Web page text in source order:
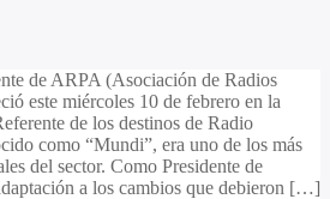
de ARPA (Asociación de Radios
este miércoles 10 de febrero en la
de los destinos de Radio
como “Mundi”, era uno de los más
del sector. Como Presidente de
a los cambios que debieron […]